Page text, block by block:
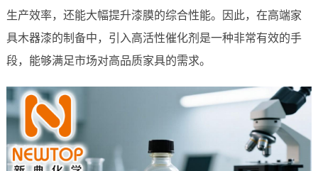
生产效率，还能大幅提升漆膜的综合性能。因此，在高端家
具木器漆的制备中，引入高活性催化剂是一种非常有效的手
段，能够满足市场对高品质家具的需求。